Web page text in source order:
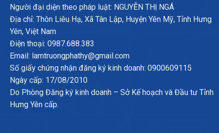
Người đại diện theo pháp luật: NGUYỄN THỊ NGÁ
Địa chỉ: Thôn Liêu Hạ, Xã Tân Lập, Huyện Yên Mỹ, Tỉnh Hưng
Yên, Việt Nam
Điện thoại: 0987.688.383
Email: lamtruongphathy@gmail.com
Số giấy chứng nhận đăng ký kinh doanh: 0900609115
Ngày cấp: 17/08/2010
Do Phòng Đăng ký kinh doanh – Sở Kế hoạch và Đầu tư Tỉnh
Hưng Yên cấp.